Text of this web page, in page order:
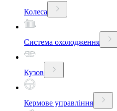
Колеса
Система охолодження
Кузов
Кермове управління